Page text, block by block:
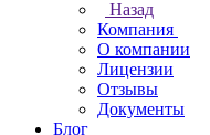
Назад
Компания
О компании
Лицензии
Отзывы
Документы
Блог